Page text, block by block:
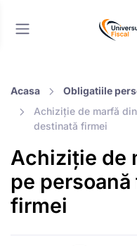
Acasa
Obligatiile
Achiziție de marfă
destinată firmei
Achiziție de
pe
firmei